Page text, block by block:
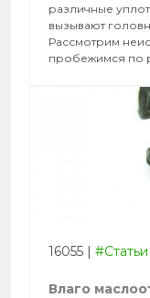
различные
вызывают
Рассмотрим
пробежимся по
16055 | #Статьи
Влаго